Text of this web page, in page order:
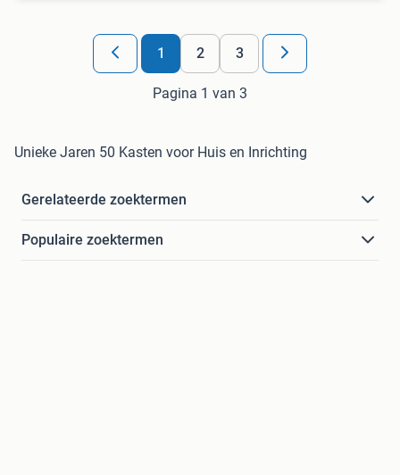
1 2 3
Pagina 1 van 3
Unieke Jaren 50 Kasten voor Huis en Inrichting
Gerelateerde zoektermen
Populaire zoektermen